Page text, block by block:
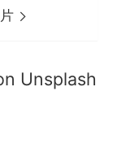
Unsplash